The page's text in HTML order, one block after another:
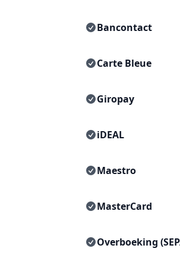
Bancontact
Carte Bleue
Giropay
iDEAL
Maestro
MasterCard
Overboeking